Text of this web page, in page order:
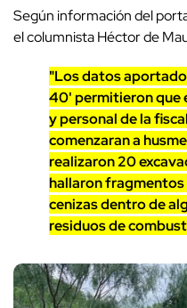
Según información del
el columnista Héctor de
"Los datos
40' permitieron que
y personal de la
comenzaran a
realizaron 20
hallaron fragmentos
cenizas dentro de
residuos de